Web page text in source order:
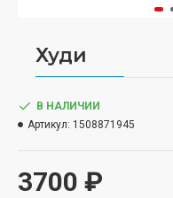
Худи
3700 ₽
В НАЛИЧИИ
Артикул: 1508871945